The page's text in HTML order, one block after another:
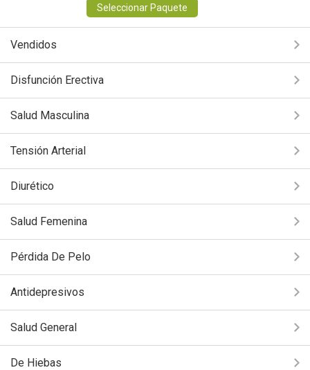
Seleccionar Paquete
Vendidos
Disfunción Erectiva
Salud Masculina
Tensión Arterial
Diurético
Salud Femenina
Pérdida De Pelo
Antidepresivos
Salud General
De Hiebas